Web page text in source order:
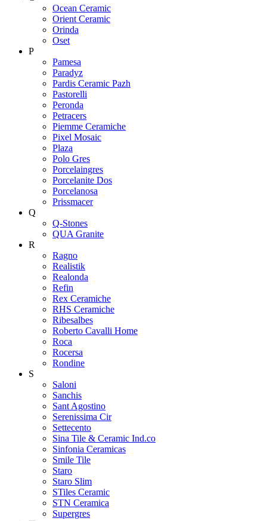
Ocean Ceramic
Orient Ceramic
Orinda
Oset
P
Pamesa
Paradyz
Pardis Ceramic Pazh
Pastorelli
Peronda
Petracers
Piemme Ceramiche
Pixel Mosaic
Plaza
Polo Gres
Porcelaingres
Porcelanite Dos
Porcelanosa
Prissmacer
Q
Q-Stones
QUA Granite
R
Ragno
Realistik
Realonda
Refin
Rex Ceramiche
RHS Ceramiche
Ribesalbes
Roberto Cavalli Home
Roca
Rocersa
Rondine
S
Saloni
Sanchis
Sant Agostino
Serenissima Cir
Settecento
Sina Tile & Ceramic Ind.co
Sinfonia Ceramicas
Smile Tile
Staro
Staro Slim
STiles Ceramic
STN Ceramica
Supergres